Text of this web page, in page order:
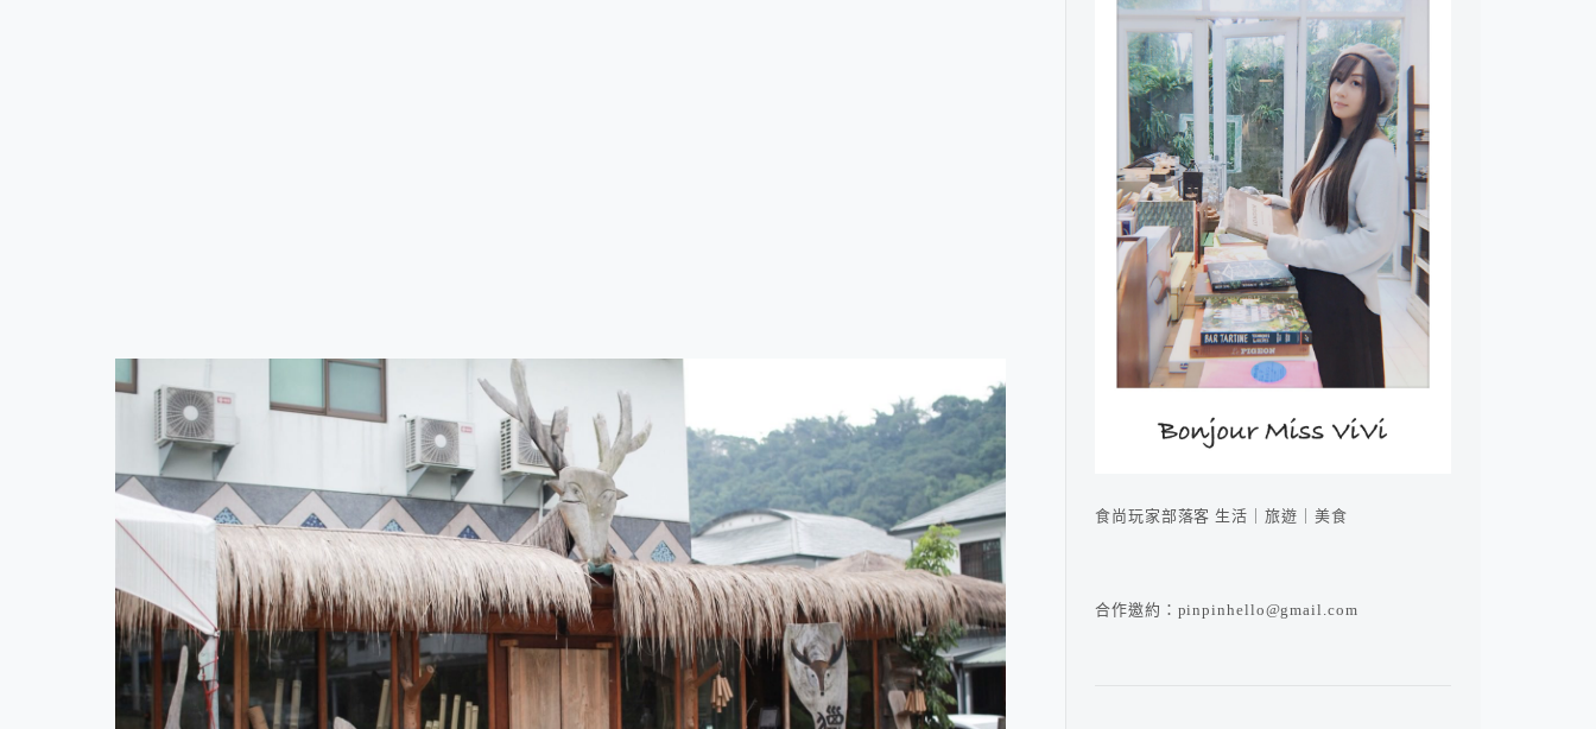
食尚玩家部落客 生活｜旅遊｜美食
合作邀約：pinpinhello@gmail.com